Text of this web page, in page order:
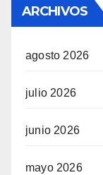
ARCHIVOS
agosto 2026
julio 2026
junio 2026
mayo 2026